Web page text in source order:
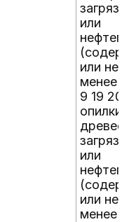
или
или
менее
9 19
опилки
или
или
менее